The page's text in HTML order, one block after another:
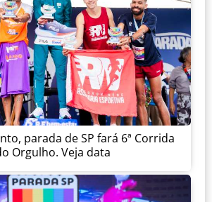
parada de SP fará 6ª Corrida
Orgulho. Veja data